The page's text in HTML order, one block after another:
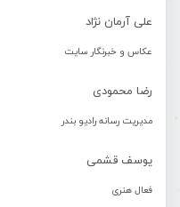
علی آرمان نژاد
عکاس و خبرنگار سایت
رضا محمودی
مدیریت رسانه رادیو بندر
یوسف قشمی
فعال هنری